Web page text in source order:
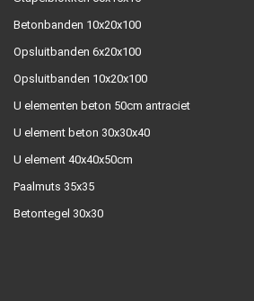
Betonbanden 10x20x100
Opsluitbanden 6x20x100
Opsluitbanden 10x20x100
U elementen beton 50cm antraciet
U element beton 30x30x40
U element 40x40x50cm
Paalmuts 35x35
Betontegel 30x30